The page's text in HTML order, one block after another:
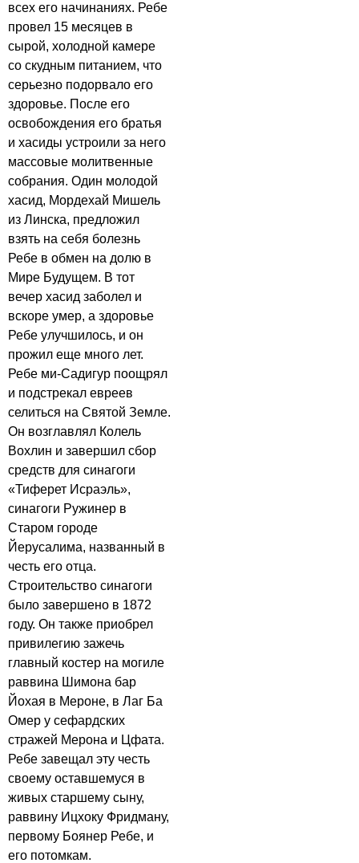
всех его начинаниях. Ребе
провел 15 месяцев в
сырой, холодной камере
со скудным питанием, что
серьезно подорвало его
здоровье. После его
освобождения его братья
и хасиды устроили за него
массовые молитвенные
собрания. Один молодой
хасид, Мордехай Мишель
из Линска, предложил
взять на себя болезнь
Ребе в обмен на долю в
Мире Будущем. В тот
вечер хасид заболел и
вскоре умер, а здоровье
Ребе улучшилось, и он
прожил еще много лет.
Ребе ми-Садигур поощрял
и подстрекал евреев
селиться на Святой Земле.
Он возглавлял Колель
Вохлин и завершил сбор
средств для синагоги
«Тиферет Исраэль»,
синагоги Ружинер в
Старом городе
Йерусалима, названный в
честь его отца.
Строительство синагоги
было завершено в 1872
году. Он также приобрел
привилегию зажечь
главный костер на могиле
раввина Шимона бар
Йохая в Мероне, в Лаг Ба
Омер у сефардских
стражей Мерона и Цфата.
Ребе завещал эту честь
своему оставшемуся в
живых старшему сыну,
раввину Ицхоку Фридману,
первому Боянер Ребе, и
его потомкам.